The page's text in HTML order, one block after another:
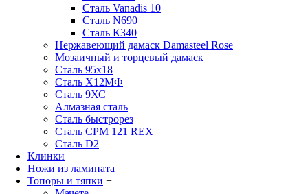
Сталь Vanadis 10
Сталь N690
Сталь К340
Нержавеющий дамаск Damasteel Rose
Мозаичный и торцевый дамаск
Сталь 95х18
Сталь Х12МФ
Сталь 9ХС
Алмазная сталь
Сталь быстрорез
Сталь CPM 121 REX
Сталь D2
Клинки
Ножи из ламината
Топоры и тяпки +